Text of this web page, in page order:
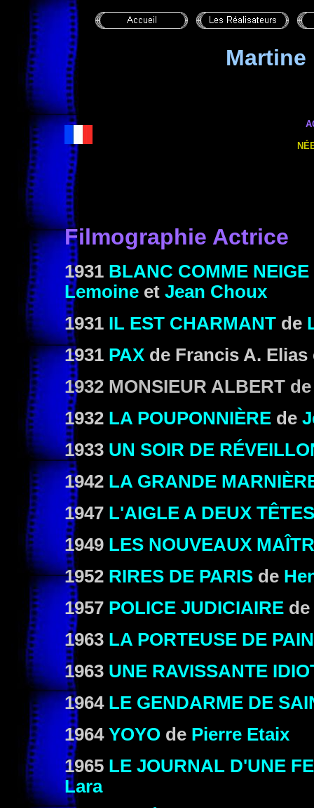
Martine
Filmographie Actrice
1931 BLANC COMME NEIGE
Lemoine et Jean Choux
1931 IL EST CHARMANT de
1931 PAX de Francis A.
1932 MONSIEUR ALBERT
1932 LA POUPONNIÈRE de
1933 UN SOIR DE
1942 LA GRANDE
1947 L'AIGLE A DEUX TÊTES
1949 LES NOUVEAUX
1952 RIRES DE PARIS de
1957 POLICE JUDICIAIRE de
1963 LA PORTEUSE DE PAIN
1963 UNE RAVISSANTE
1964 LE GENDARME DE
1964 YOYO de Pierre Etaix
1965 LE JOURNAL D'UNE
Lara